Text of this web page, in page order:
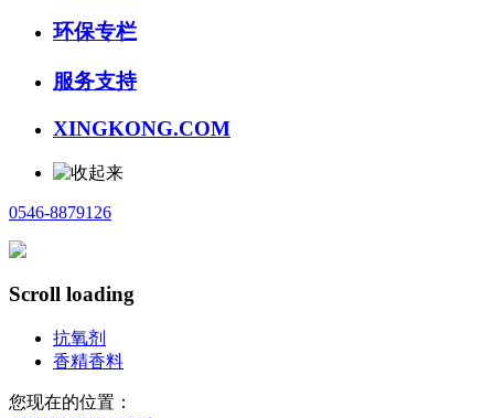
环保专栏
服务支持
XINGKONG.COM
0546-8879126
Scroll loading
抗氧剂
香精香料
您现在的位置：